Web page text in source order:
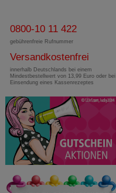
0800-10 11 422
gebührenfreie Rufnummer
Versandkostenfrei
innerhalb Deutschlands bei einem
Mindestbestellwert von 13,99 Euro oder bei
Einsendung eines Kassenrezeptes